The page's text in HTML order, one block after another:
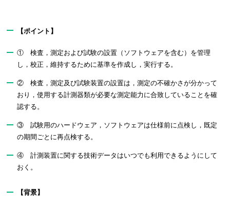
【ポイント】
① 検査，測定および試験の設置（ソフトウェアを含む）を管理
し，校正，維持するために基準を作成し，実行する。
② 検査，測定及び試験装置の設置は，測定の不確かさが分かって
おり，使用する計測器類が必要な測定能力に合致していることを確
認する。
③ 試験用のハードウェア，ソフトウェアは仕様前に点検し，既定
の期間ごとに再点検する。
④ 計測装置に関する技術データはいつでも利用できるようにして
おく。
【背景】